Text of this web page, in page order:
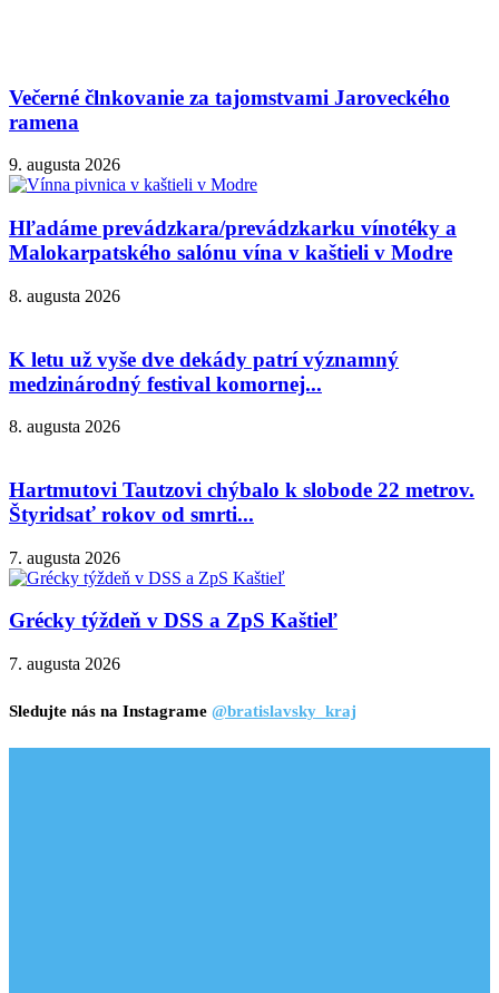
Večerné člnkovanie za tajomstvami Jaroveckého
ramena
9. augusta 2026
Hľadáme prevádzkara/prevádzkarku vínotéky a
Malokarpatského salónu vína v kaštieli v Modre
8. augusta 2026
K letu už vyše dve dekády patrí významný
medzinárodný festival komornej...
8. augusta 2026
Hartmutovi Tautzovi chýbalo k slobode 22 metrov.
Štyridsať rokov od smrti...
7. augusta 2026
Grécky týždeň v DSS a ZpS Kaštieľ
7. augusta 2026
Sledujte nás na Instagrame @bratislavsky_kraj